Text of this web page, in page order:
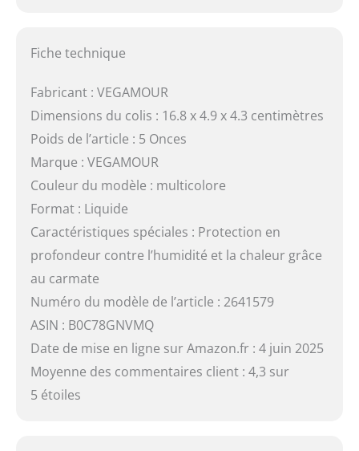
Fiche technique
Fabricant : VEGAMOUR
Dimensions du colis : 16.8 x 4.9 x 4.3 centimètres
Poids de l’article : 5 Onces
Marque : VEGAMOUR
Couleur du modèle : multicolore
Format : Liquide
Caractéristiques spéciales : Protection en
profondeur contre l’humidité et la chaleur grâce
au carmate
Numéro du modèle de l’article : 2641579
ASIN : B0C78GNVMQ
Date de mise en ligne sur Amazon.fr : 4 juin 2025
Moyenne des commentaires client : 4,3 sur
5 étoiles